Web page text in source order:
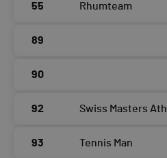
55 Rhumteam
89
90
92 Swiss Masters
93 Tennis Man